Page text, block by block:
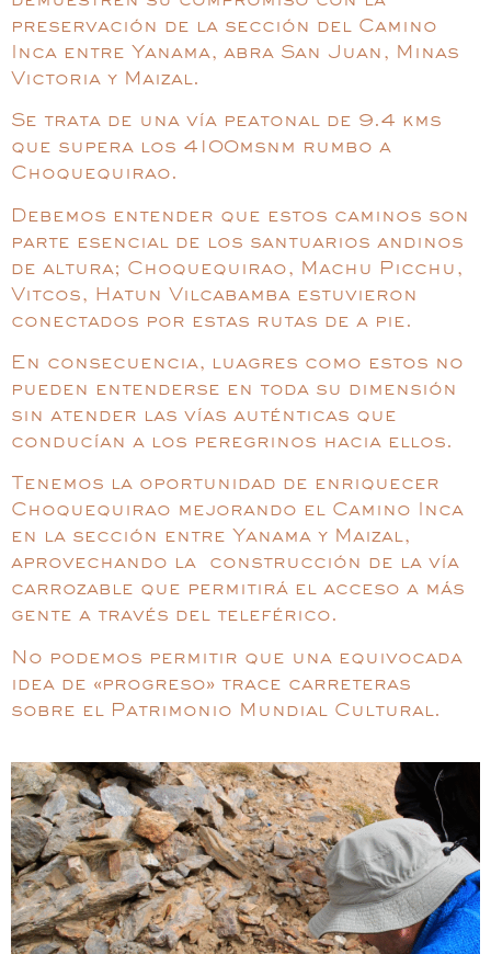
preservación de la sección del Camino
Inca entre Yanama, abra San Juan, Minas
Victoria y Maizal.
Se trata de una vía peatonal de 9.4 kms
que supera los 4100msnm rumbo a
Choquequirao.
Debemos entender que estos caminos son
parte esencial de los santuarios andinos
de altura; Choquequirao, Machu Picchu,
Vitcos, Hatun Vilcabamba estuvieron
conectados por estas rutas de a pie.
En consecuencia, luagres como estos no
pueden entenderse en toda su dimensión
sin atender las vías auténticas que
conducían a los peregrinos hacia ellos.
Tenemos la oportunidad de enriquecer
Choquequirao mejorando el Camino Inca
en la sección entre Yanama y Maizal,
aprovechando la construcción de la vía
carrozable que permitirá el acceso a más
gente a través del teleférico.
No podemos permitir que una equivocada
idea de «progreso» trace carreteras
sobre el Patrimonio Mundial Cultural.